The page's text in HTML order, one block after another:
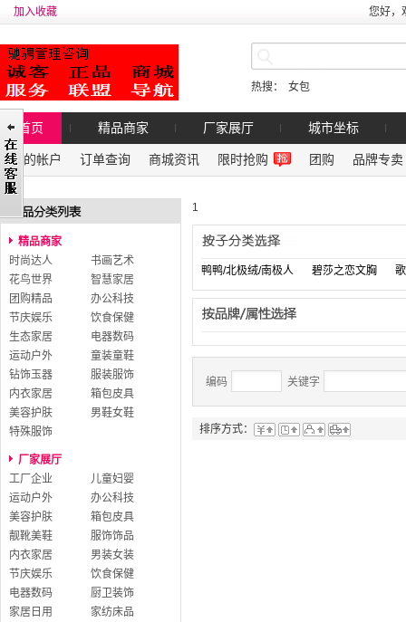
加入收藏 您好，
热搜： 女包
首页 精品商家 厂家展厅 城市坐标
我的帐户 订单查询 商城资讯 限时抢购 团购 品牌专卖
精品商家
时尚达人
书画艺术
花鸟世界
智慧家居
团购精品
办公科技
节庆娱乐
饮食保健
生态家居
电器数码
运动户外
童装童鞋
钻饰玉器
服装服饰
内衣家居
箱包皮具
美容护肤
男鞋女鞋
特殊服饰
厂家展厅
工厂企业
儿童妇婴
运动户外
办公科技
美容护肤
箱包皮具
靓靴美鞋
服饰饰品
内衣家居
男装女装
节庆娱乐
饮食保健
电器数码
厨卫装饰
家居日用
家纺床品
1
鸭鸭/北极绒/南极人 碧莎之恋文胸
编码 关键字
排序方式：